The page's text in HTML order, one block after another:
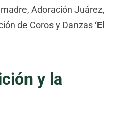
Adoración Juárez,
de Coros y Danzas ‘El
y la